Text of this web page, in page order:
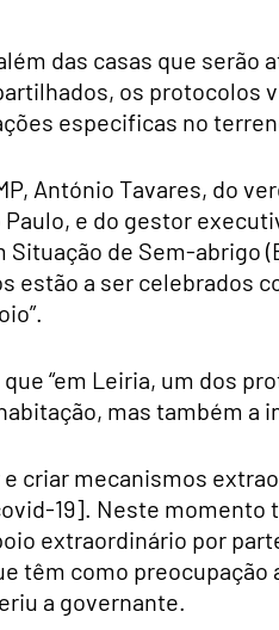
das casas que serão
os protocolos
especificas no
António Tavares, do
e do gestor
Situação de Sem-abrigo
estão a ser celebrados
“em Leiria, um dos
mas também a
criar mecanismos
19]. Neste momento
extraordinário por
têm como preocupação
a governante.